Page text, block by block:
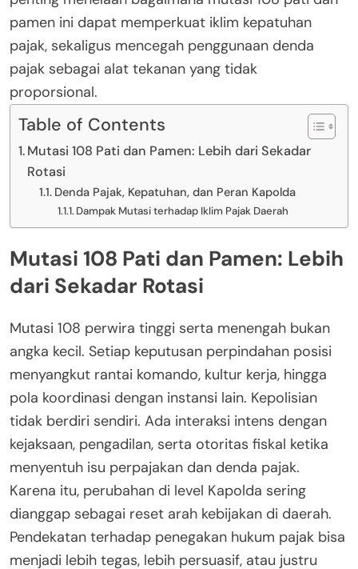
pamen ini dapat memperkuat iklim kepatuhan
pajak, sekaligus mencegah penggunaan denda
pajak sebagai alat tekanan yang tidak
proporsional.
Table of Contents
Mutasi 108 Pati dan Pamen: Lebih dari Sekadar
Rotasi
Denda Pajak, Kepatuhan, dan Peran Kapolda
Dampak Mutasi terhadap Iklim Pajak Daerah
Mutasi 108 Pati dan Pamen: Lebih
dari Sekadar Rotasi
Mutasi 108 perwira tinggi serta menengah bukan
angka kecil. Setiap keputusan perpindahan posisi
menyangkut rantai komando, kultur kerja, hingga
pola koordinasi dengan instansi lain. Kepolisian
tidak berdiri sendiri. Ada interaksi intens dengan
kejaksaan, pengadilan, serta otoritas fiskal ketika
menyentuh isu perpajakan dan denda pajak.
Karena itu, perubahan di level Kapolda sering
dianggap sebagai reset arah kebijakan di daerah.
Pendekatan terhadap penegakan hukum pajak bisa
menjadi lebih tegas, lebih persuasif, atau justru